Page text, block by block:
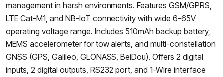
management in harsh environments. Features GSM/GPRS,
LTE Cat-M1, and NB-IoT connectivity with wide 6-65V
operating voltage range. Includes 510mAh backup battery,
MEMS accelerometer for tow alerts, and multi-constellation
GNSS (GPS, Galileo, GLONASS, BeiDou). Offers 2 digital
inputs, 2 digital outputs, RS232 port, and 1-Wire interface